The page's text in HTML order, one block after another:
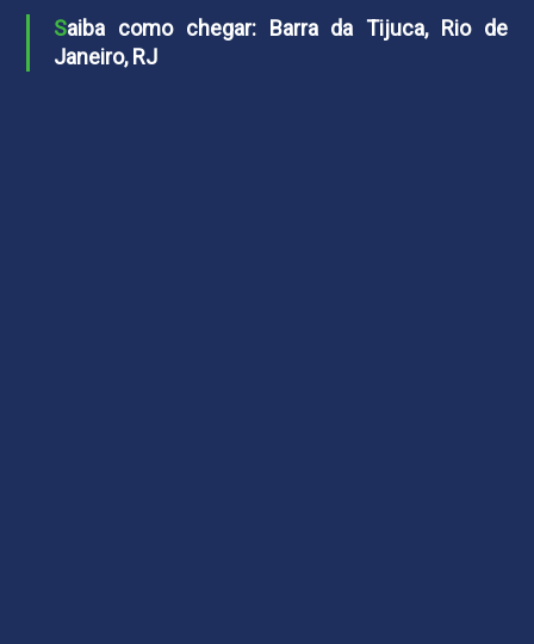
Saiba como chegar: Barra da Tijuca, Rio de
Janeiro, RJ